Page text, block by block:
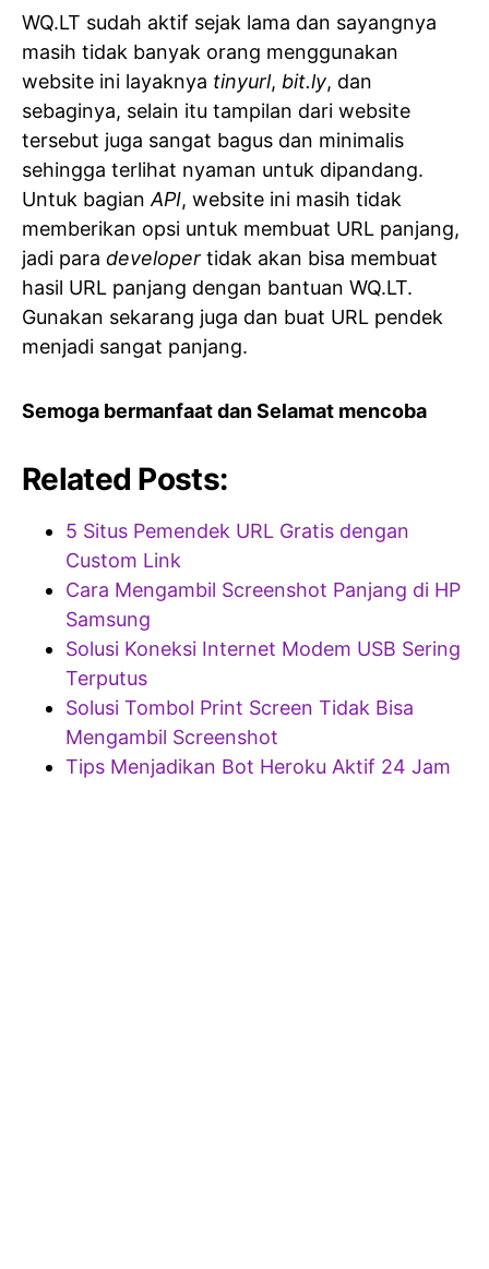
WQ.LT sudah aktif sejak lama dan sayangnya
masih tidak banyak orang menggunakan
website ini layaknya tinyurl, bit.ly, dan
sebaginya, selain itu tampilan dari website
tersebut juga sangat bagus dan minimalis
sehingga terlihat nyaman untuk dipandang.
Untuk bagian API, website ini masih tidak
memberikan opsi untuk membuat URL panjang,
jadi para developer tidak akan bisa membuat
hasil URL panjang dengan bantuan WQ.LT.
Gunakan sekarang juga dan buat URL pendek
menjadi sangat panjang.
Semoga bermanfaat dan Selamat mencoba
Related Posts:
5 Situs Pemendek URL Gratis dengan
Custom Link
Cara Mengambil Screenshot Panjang di HP
Samsung
Solusi Koneksi Internet Modem USB Sering
Terputus
Solusi Tombol Print Screen Tidak Bisa
Mengambil Screenshot
Tips Menjadikan Bot Heroku Aktif 24 Jam